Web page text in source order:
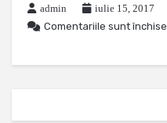
admin
iulie 15, 2017
Comentariile sunt închise